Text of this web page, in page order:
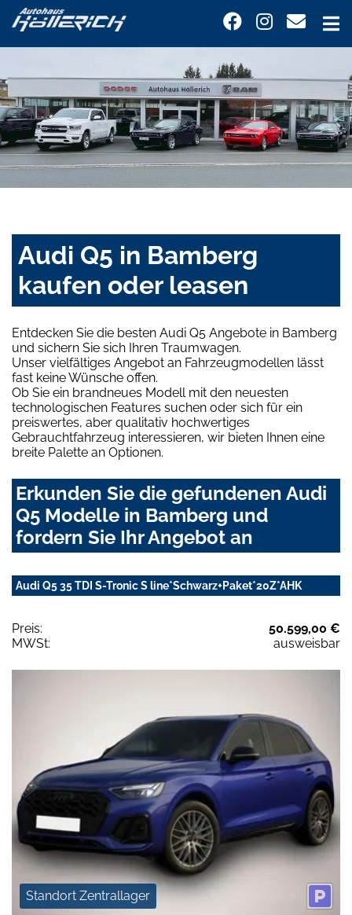
Audi Q5 in Bamberg
kaufen oder leasen
Entdecken Sie die besten Audi Q5 Angebote in Bamberg
und sichern Sie sich Ihren Traumwagen.
Unser vielfältiges Angebot an Fahrzeugmodellen lässt
fast keine Wünsche offen.
Ob Sie ein brandneues Modell mit den neuesten
technologischen Features suchen oder sich für ein
preiswertes, aber qualitativ hochwertiges
Gebrauchtfahrzeug interessieren, wir bieten Ihnen eine
breite Palette an Optionen.
Erkunden Sie die gefundenen Audi
Q5 Modelle in Bamberg und
fordern Sie Ihr Angebot an
Audi Q5 35 TDI S-Tronic S line*Schwarz+Paket*20Z*AHK
Preis:
50.599,00 €
MWSt:
ausweisbar
Standort Zentrallager